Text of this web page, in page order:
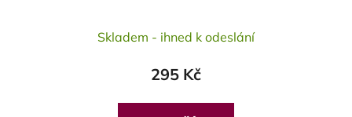
hodnocení
je
5,0
Skladem - ihned k odeslání
295 Kč